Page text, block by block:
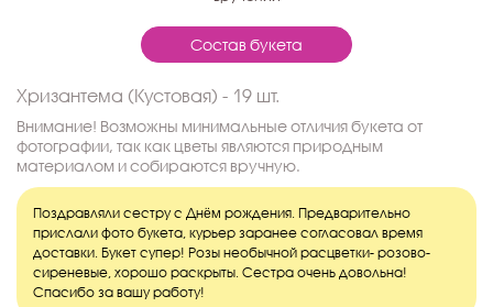
Состав букета
Хризантема (Кустовая) - 19 шт.
Внимание! Возможны минимальные отличия букета от
фотографии, так как цветы являются природным
материалом и собираются вручную.
Поздравляли сестру с Днём рождения. Предварительно
прислали фото букета, курьер заранее согласовал время
доставки. Букет супер! Розы необычной расцветки- розово-
сиреневые, хорошо раскрыты. Сестра очень довольна!
Спасибо за вашу работу!